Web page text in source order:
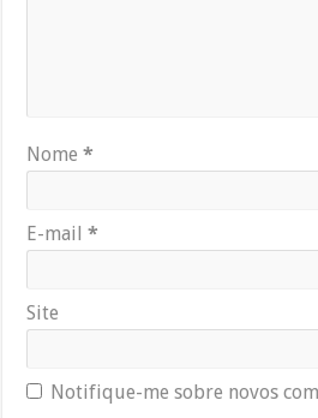
Nome*
E-mail*
Site
Notifique-me sobre novos